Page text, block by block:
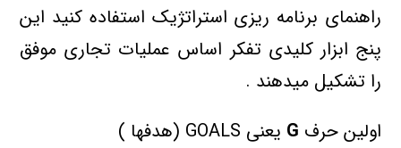
راهنمای برنامه ریزی استراتژیک استفاده کنید این
پنج ابزار کلیدی تفکر اساس عملیات تجاری موفق
را تشکیل میدهند .
اولین حرف G یعنی GOALS (هدفها )